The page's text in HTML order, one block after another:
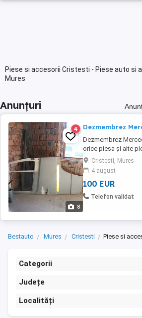
Piese si accesorii Cristesti - Piese auto si
Mures
Anunțuri
8
4 Dezmembrez
Dezmembrez
orice piesa şi alte
vario,punte spate ,
motor , cutie de
buc jenti de
pe 16 tot mercedes
0745 337 114
Cristesti, Mures
4 august
100 EUR
Telefon validat
Bestauto Mures Cristesti Piese si
Categorii
Județe
Localități